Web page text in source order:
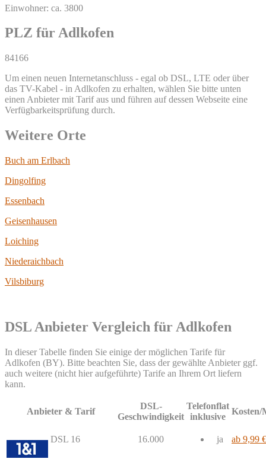
Einwohner: ca. 3800
PLZ für Adlkofen
84166
Um einen neuen Internetanschluss - egal ob DSL, LTE oder über
das TV-Kabel - in Adlkofen zu erhalten, wählen Sie bitte unten
einen Anbieter mit Tarif aus und führen auf dessen Webseite eine
Verfügbarkeitsprüfung durch.
Weitere Orte
Buch am Erlbach
Dingolfing
Essenbach
Geisenhausen
Loiching
Niederaichbach
Vilsbiburg
DSL Anbieter Vergleich für Adlkofen
In dieser Tabelle finden Sie einige der möglichen Tarife für
Adlkofen (BY). Bitte beachten Sie, dass der gewählte Anbieter ggf.
auch weitere (nicht hier aufgeführte) Tarife an Ihrem Ort liefern
kann.
Anbieter & Tarif
DSL-
Geschwindigkeit
Telefonflat
inklusive
Kosten/
DSL 16 16.000 ja ab 9,99 €